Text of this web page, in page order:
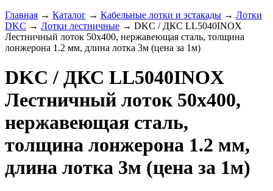
Главная → Каталог → Кабельные лотки и эстакады → Лотки
DKC → Лотки лестничные → DKC / ДКС LL5040INOX
Лестничный лоток 50х400, нержавеющая сталь, толщина
лонжерона 1.2 мм, длина лотка 3м (цена за 1м)
DKC / ДКС LL5040INOX
Лестничный лоток 50х400,
нержавеющая сталь,
толщина лонжерона 1.2 мм,
длина лотка 3м (цена за 1м)